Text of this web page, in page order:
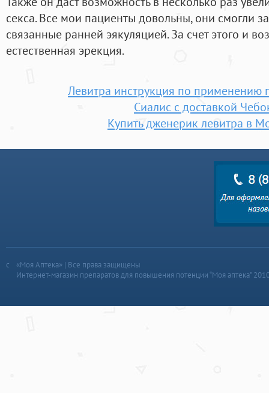
секса. Все мои пациенты довольны, они смогли
связанные ранней эякуляцией. За счет этого и
естественная эрекция.
Левитра инструкция по применению
Сиалис с доставкой
Купить дженерик левитра в
«Моя Аптека» | Все права защищены
Интернет-магазин препаратов для повышения потенции “Моя аптека”